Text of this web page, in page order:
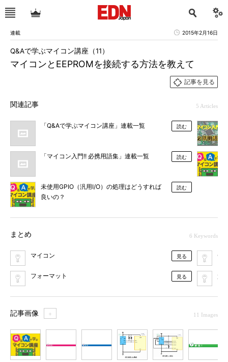
連載 2015年2月16日
マイコンとEEPROMを接続する方法を教えて
Q&Aで学ぶマイコン講座（11）
記事を見る
関連記事 5 Articles
「Q&Aで学ぶマイコン講座」連載一覧 読む
「マイコン入門!! 必携用語集」連載一覧 読む
未使用GPIO（汎用I/O）の処理はどうすれば
良いの？
読む
まとめ 6 Keywords
マイコン 見る
フォーマット 見る 質
記事画像 ＋ 11 Images